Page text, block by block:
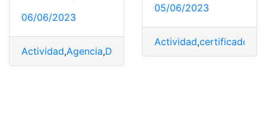
06/06/2023
Actividad,Agencia,Destinos Vuelos
05/06/2023
Actividad,certificado